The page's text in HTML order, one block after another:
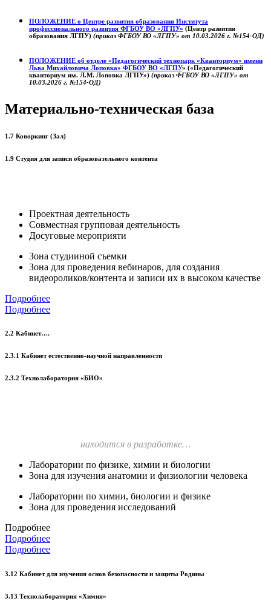
ПОЛОЖЕНИЕ о Центре развития образования Института
профессионального развития ФГБОУ ВО «ЛГПУ» (Центр развития
образования ЛГПУ) (приказ ФГБОУ ВО «ЛГПУ» от 10.03.2026 г. №154-ОД)
ПОЛОЖЕНИЕ об отделе «Педагогический технопарк «Кванториум» имени
Льва Михайловича Лоповка» ФГБОУ ВО «ЛГПУ» («Педагогический
кванториум им. Л.М. Лоповка ЛГПУ») (приказ ФГБОУ ВО «ЛГПУ» от
10.03.2026 г. №154-ОД)
Материально-техническая база
1.7 Коворкинг (Зал)
1.9 Студия для записи образовательного контента
Проектная деятельность
Совместная групповая деятельность
Досуговые мероприяти
Зона студииной съемки
Зона для проведения вебинаров, для создания
видеороликов/контента и записи их в высоком качестве
Подробнее
Подробнее
2.2 Кабинет….
2.3.1 Кабинет естественно-научной направленности
2.3.2 Технолаборатория «БИО»
находится в разработке…
Лаборатории по физике, химии и биологии
Зона для изучения анатомии и физиологии человека
Лаборатории по химии, биологии и физике
Зона для проведения исследований
Подробнее
Подробнее
Подробнее
3.12 Кабинет для изучения основ безопасности и защиты Родины
3.13 Технолаборатория «Химия»